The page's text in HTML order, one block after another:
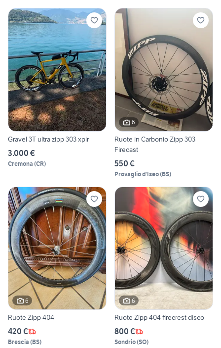
Gravel 3T ultra zipp 303 xplr
3.000 €
Cremona (CR)
6
Ruote in Carbonio Zipp 303
Firecast
550 €
Provaglio d'Iseo(BS)
6
Ruote Zipp 404
420 €
Brescia (BS)
6
Ruote Zipp 404 firecrest disco
800 €
Sondrio(SO)